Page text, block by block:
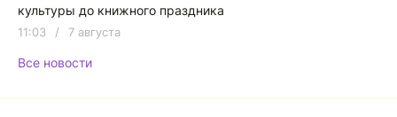
культуры до книжного праздника
11:03 / 7 августа
Все новости